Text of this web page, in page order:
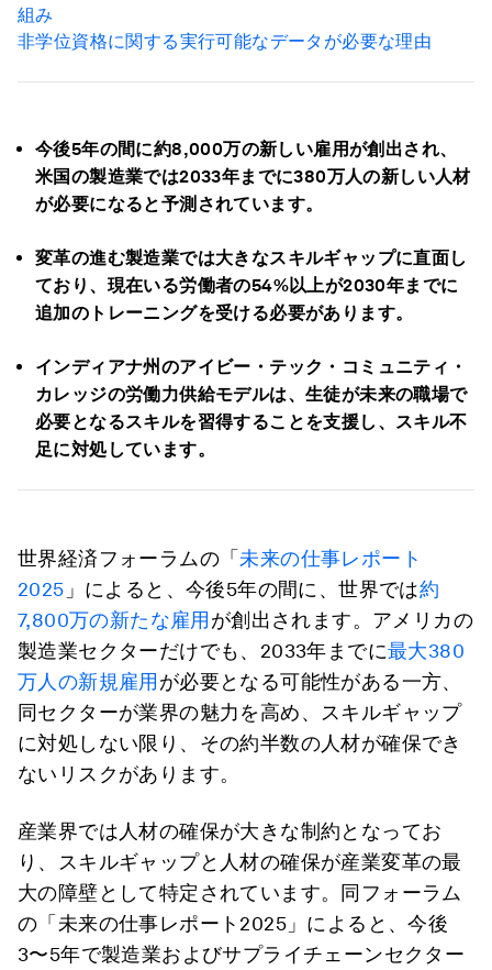
今後5年の間に約8,000万の新しい雇用が創出され、
米国の製造業では2033年までに380万人の新しい人材
が必要になると予測されています。
変革の進む製造業では大きなスキルギャップに直面し
ており、現在いる労働者の54%以上が2030年までに
追加のトレーニングを受ける必要があります。
インディアナ州のアイビー・テック・コミュニティ・
カレッジの労働力供給モデルは、生徒が未来の職場で
必要となるスキルを習得することを支援し、スキル不
足に対処しています。
世界経済フォーラムの「 未来の仕事レポート
2025 」によると、今後5年の間に、世界では約
7,800万の新たな雇用 が創出されます。アメリカの
製造業セクターだけでも、2033年までに最大380
万人の新規雇用 が必要となる可能性がある一方、
同セクターが業界の魅力を高め、スキルギャップ
に対処しない限り、その約半数の人材が確保でき
ないリスクがあります。
産業界では人材の確保が大きな制約となってお
り、スキルギャップと人材の確保が産業変革の最
大の障壁として特定されています。同フォーラム
の「未来の仕事レポート2025」によると、今後
3〜5年で製造業およびサプライチェーンセクター
組み
非学位資格に関する実行可能なデータが必要な理由